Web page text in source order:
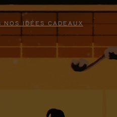
NOS IDÉES CADEAUX